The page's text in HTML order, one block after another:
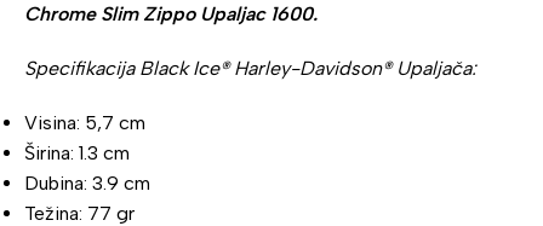
Chrome Slim Zippo Upaljac 1600.
Specifikacija Black Ice® Harley-Davidson® Upaljača:
Visina: 5,7 cm
Širina: 1.3 cm
Dubina: 3.9 cm
Težina: 77 gr